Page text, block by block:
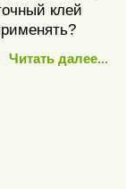
клей
Читать далее...